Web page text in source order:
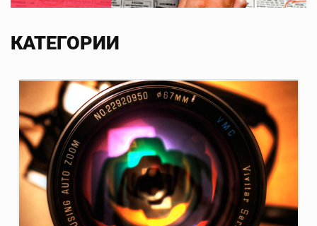
КАТЕГОРИИ